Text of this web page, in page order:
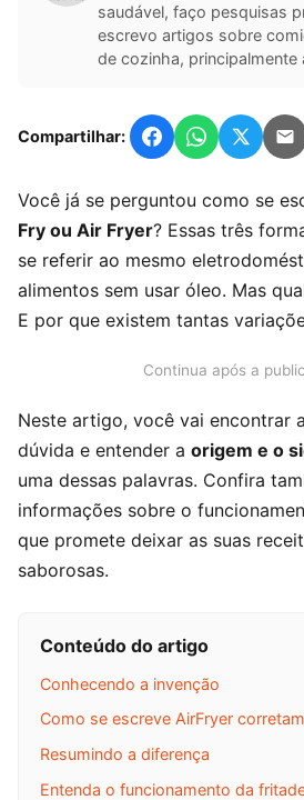
saudável, faço pesquisas
escrevo artigos sobre
de cozinha, principalmente
Compartilhar:
Você já se perguntou como se
Fry ou Air Fryer? Essas três
se referir ao mesmo
alimentos sem usar óleo. Mas
E por que existem tantas
Continua após a
Neste artigo, você vai encontrar
dúvida e entender a origem e o
uma dessas palavras. Confira
informações sobre o
que promete deixar as suas
saborosas.
Conteúdo do artigo
Conhecendo a invenção
Como se escreve AirFryer
Resumindo a diferença
Entenda o funcionamento da